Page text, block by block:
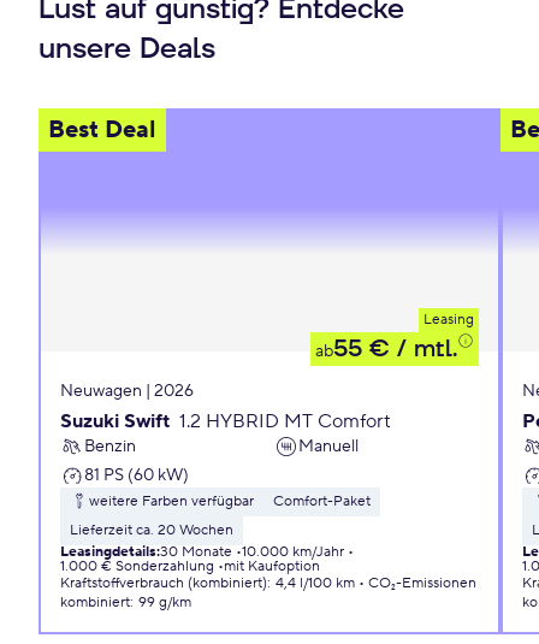
Lust auf günstig? Entdecke
unsere Deals
Best Deal
Leasing
ab55 € / mtl.
Neuwagen | 2026
Suzuki Swift 1.2 HYBRID MT Comfort
Benzin
Manuell
81 PS (60 kW)
weitere Farben verfügbar
Comfort-Paket
Lieferzeit ca. 20 Wochen
Leasingdetails:30 Monate 10.000 km/Jahr
1.000 € Sonderzahlung
mit Kaufoption
Kraftstoffverbrauch (kombiniert): 4,4 l/100 km
CO₂-Emissionen
kombiniert: 99 g/km